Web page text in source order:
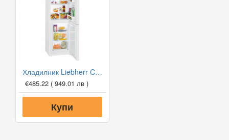
Хладилник Liebherr CU 331 SmartFrost
€485.22 ( 949.01 лв )
Купи